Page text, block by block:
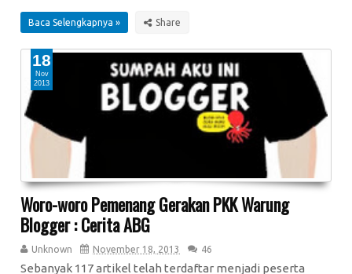
Baca Selengkapnya »
Woro-woro Pemenang Gerakan PKK Warung
Blogger : Cerita ABG
Unknown November 18, 2013 46
Sebanyak 117 artikel telah terdaftar menjadi peserta
18
Nov
2013